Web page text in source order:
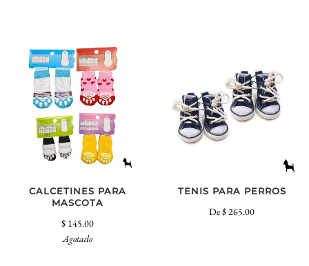
CALCETINES PARA
MASCOTA
$ 145.00
Agotado
TENIS PARA PERROS
De$ 265.00